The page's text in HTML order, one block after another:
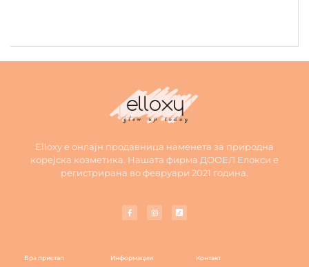
Elloxy е онлајн продавница наменета за природна
корејска козметика. Нашата фирма ДООЕЛ Елокси е
регистрирана во февруари 2021 година.
Брз пристап Информации Контакт